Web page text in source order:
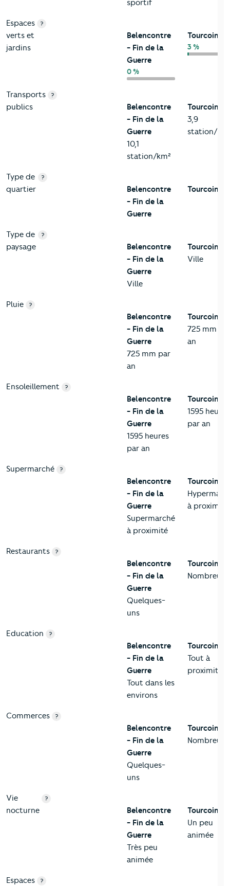
sportif
Espaces
verts et
jardins
?
Belencontre
- Fin de la
Guerre
0 %
Tourcoing
3 %
Transports
publics
?
Belencontre
- Fin de la
Guerre
10,1
station/km²
Tourcoing
3,9
station/
Type de
quartier
?
Belencontre
- Fin de la
Guerre
Tourcoing
Type de
paysage
?
Belencontre
- Fin de la
Guerre
Ville
Tourcoing
Ville
Pluie ?
Belencontre
- Fin de la
Guerre
725 mm par
an
Tourcoing
725 mm
an
Ensoleillement ?
Belencontre
- Fin de la
Guerre
1595 heures
par an
Tourcoing
1595 heures
par an
Supermarché ?
Belencontre
- Fin de la
Guerre
Supermarché
à proximité
Tourcoing
à proximité
Restaurants ?
Belencontre
- Fin de la
Guerre
Quelques-
uns
Tourcoing
Nombreux
Education ?
Belencontre
- Fin de la
Guerre
Tout dans les
environs
Tourcoing
Tout à
proximité
Commerces ?
Belencontre
- Fin de la
Guerre
Quelques-
uns
Tourcoing
Nombreux
Vie
nocturne
?
Belencontre
- Fin de la
Guerre
Très peu
animée
Tourcoing
Un peu
animée
Espaces
?